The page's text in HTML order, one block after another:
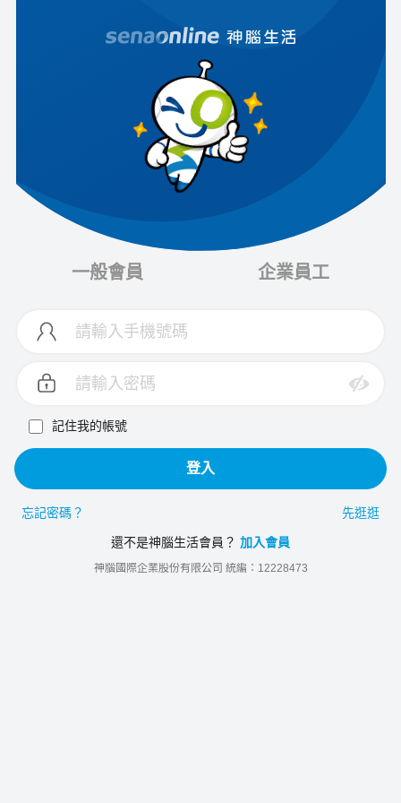
一般會員 企業員工
記住我的帳號
登入
忘記密碼？ 先逛逛
還不是神腦生活會員？ 加入會員
神腦國際企業股份有限公司 統編：12228473